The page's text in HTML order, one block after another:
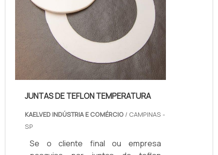
JUNTAS DE TEFLON TEMPERATURA
KAELVED INDÚSTRIA E COMÉRCIO / CAMPINAS -
SP
Se o cliente final ou empresa